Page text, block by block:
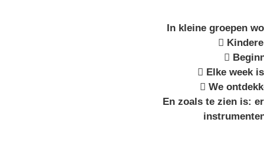
In kleine groepen


 Elke week
 We
En zoals te zien is: